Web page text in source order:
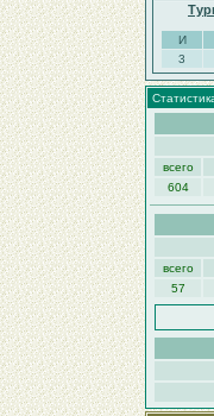
И
3
всего
604
всего
57